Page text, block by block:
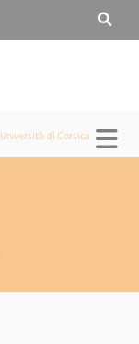
Università di Corsica